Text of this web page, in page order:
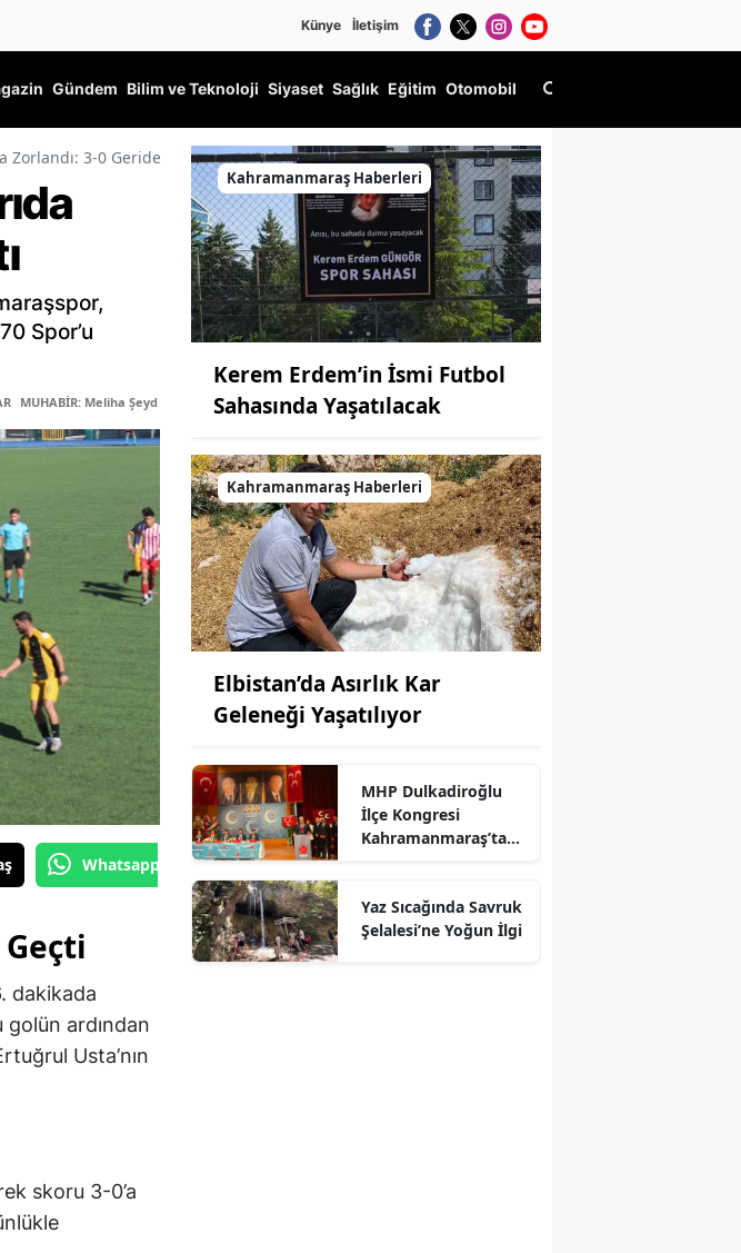
Künye İletişim
Gündem Bilim ve Teknoloji Siyaset Sağlık Eğitim Otomobil
Zorlandı: 3-0 Geride Kapattı
Spor’u
MUHABİR: Meliha Şeyda Reis
Whatsapp'tan Gönder
dakikada
golün ardından
Usta’nın
skoru 3-0’a
Kahramanmaraş Haberleri
Kerem Erdem’in İsmi Futbol
Sahasında Yaşatılacak
Kahramanmaraş Haberleri
Elbistan’da Asırlık Kar
Geleneği Yaşatılıyor
MHP Dulkadiroğlu
İlçe Kongresi
Kahramanmaraş’ta
Yaz Sıcağında Savruk
Şelalesi’ne Yoğun İlgi